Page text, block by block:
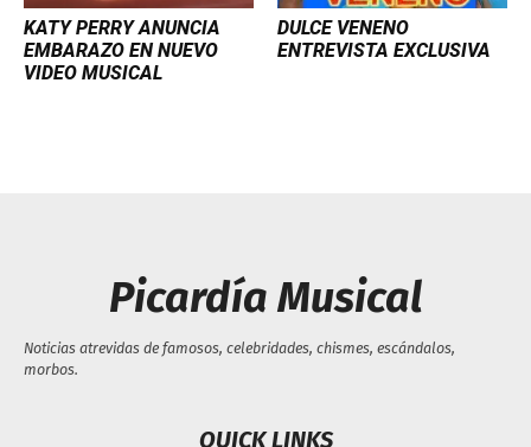
KATY PERRY ANUNCIA
EMBARAZO EN NUEVO
VIDEO MUSICAL
DULCE VENENO
ENTREVISTA EXCLUSIVA
Picardía Musical
Noticias atrevidas de famosos, celebridades, chismes, escándalos,
morbos.
QUICK LINKS